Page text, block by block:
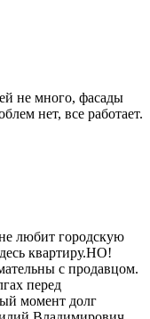
не много, фасады
нет, все работает.
любит городскую
квартиру.НО!
с продавцом.
перед
момент долг